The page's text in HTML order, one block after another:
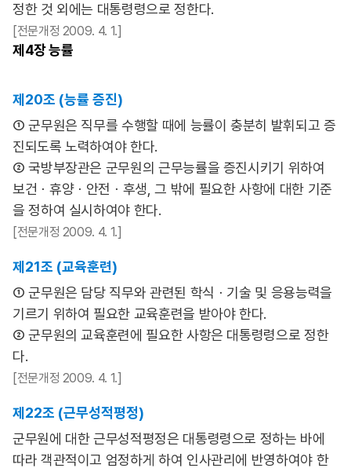
정한 것 외에는 대통령령으로 정한다.
[전문개정 2009. 4. 1.]
제4장능률
제20조 (능률 증진)
① 군무원은 직무를 수행할 때에 능률이 충분히 발휘되고 증
진되도록 노력하여야 한다.
② 국방부장관은 군무원의 근무능률을 증진시키기 위하여
보건ㆍ휴양ㆍ안전ㆍ후생, 그 밖에 필요한 사항에 대한 기준
을 정하여 실시하여야 한다.
[전문개정 2009. 4. 1.]
제21조 (교육훈련)
① 군무원은 담당 직무와 관련된 학식ㆍ기술 및 응용능력을
기르기 위하여 필요한 교육훈련을 받아야 한다.
② 군무원의 교육훈련에 필요한 사항은 대통령령으로 정한
다.
[전문개정 2009. 4. 1.]
제22조 (근무성적평정)
군무원에 대한 근무성적평정은 대통령령으로 정하는 바에
따라 객관적이고 엄정하게 하여 인사관리에 반영하여야 한